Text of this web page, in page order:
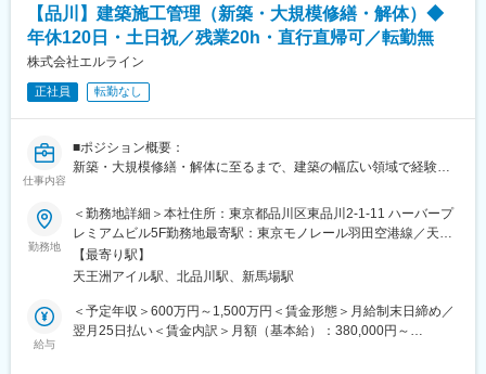
鉄線)、南小樽駅、稲積公園駅、苫小牧駅、和歌山港駅、淀屋橋
駅、大山駅(東京都)、モレラ岐阜駅、千歳駅(北海道)、卸町駅(宮城
県)、伏屋駅、吉塚駅、伊予三島駅、友部駅、花崎駅、偕楽園駅、
守谷駅、ゆめみ野駅、北春日部駅、上星川駅、善行駅、三崎口
駅、内宿駅、柏の葉キャンパス駅、岩瀬駅、古河駅、鶴瀬駅、東
駅、川和町駅、雀宮駅、岡本駅(栃木県)、木更津駅、北松戸駅、武
里駅、栗橋駅、樅山駅、湯河原駅、松戸駅、東富岡駅、新鹿沼
竹向原駅、鶴間駅、西大島駅、新浦安駅、本蓮沼駅、相模原駅、
十条駅(東京都)、みどり台駅、東宿郷駅、江曽島駅、笠間駅、下館
駅、新守谷駅、流山おおたかの森駅、南柏駅、明大前駅、塚原
駅、瀬谷駅、北茅ケ崎駅、千葉ニュータウン中央駅、柏駅、西小
泉駅、公津の杜駅、八街駅、茂原駅、牛浜駅、藤沢駅、雑色駅、
西立川駅、北八王子駅、三鷹駅、曳舟駅、西葛西駅、逗子駅、宮
崎台駅、並木北駅、古淵駅、矢板駅、北真岡駅、伊勢原駅、淵野
辺駅、中野坂上駅、広電廿日市駅、安芸駅、土佐山田駅、大阪空
【品川】建築施工管理（新築・大規模修繕・解体）◆
年休120日・土日祝／残業20h・直行直帰可／転勤無
株式会社エルライン
正社員 転勤なし
仕事内容
■ポジション概要：
新築・大規模修繕・解体に至るまで、建築の幅広い領域で経験を
われるポジションです。上場準備・M＆A推進による成長フェーズ
の中で、施工管理として次のキャリアを築きたい方を歓迎しま
会社拡大期だからこそ、組織づくり・現場運営・体制整備に携わ
れるので「今入ると面白い会社」です。
本ポジションは、新築・大規模修繕・解体工事の建築施工管理
（所長候補・マネージャー候補・施工管理者）として分譲マンシ
ョン、商業施設、公共施設、データセンターなどを得意分野に合
勤務地
＜勤務地詳細＞本社住所：東京都品川区東品川2-1-11 ハーバープ
レミアムビル5F勤務地最寄駅：東京モノレール羽田空港線／天王
洲アイル駅受動喫煙対策：敷地内全面禁煙変更の範囲：会社が指
定する場所
【最寄り駅】
天王洲アイル駅、北品川駅、新馬場駅
給与
＜予定年収＞600万円～1,500万円＜賃金形態＞月給制末日締め／
翌月25日払い＜賃金内訳＞月額（基本給）：380,000円～